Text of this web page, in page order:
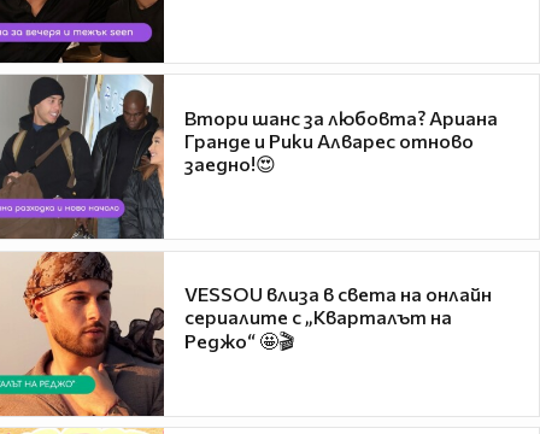
Втори шанс за любовта? Ариана
Гранде и Рики Алварес отново
заедно!😍
VESSOU влиза в света на онлайн
сериалите с „Кварталът на
Реджо“ 🤩🎬